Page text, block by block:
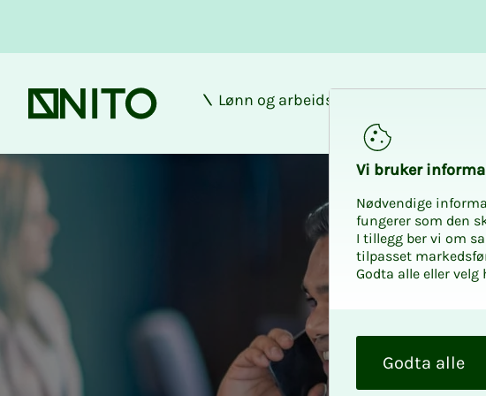
Forsiden
Lønn og arbeidsforhold
Vi bru­­­ker
Nødvendige
fungerer som den
I tillegg ber vi om
tilpasset
Godta alle eller
Godta alle